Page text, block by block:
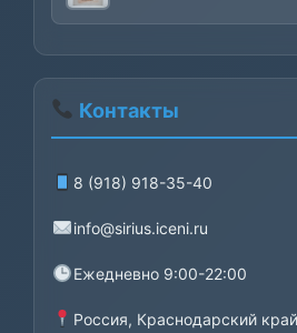
Контакты
8 (918) 918-35-40
info@sirius.iceni.ru
Ежедневно 9:00-22:00
Россия, Краснодарский